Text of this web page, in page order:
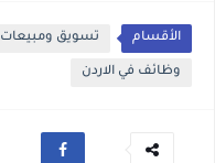
الأقسام تسويق ومبيعات
وظائف في الاردن